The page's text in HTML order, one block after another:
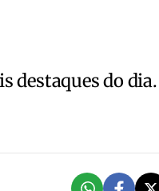
destaques do dia.